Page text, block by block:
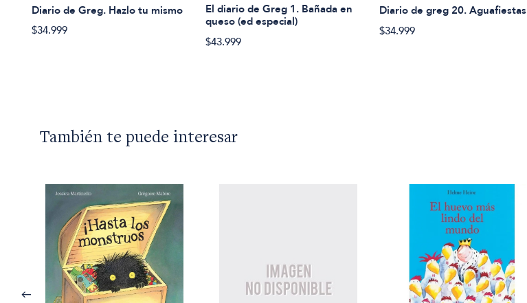
Diario de Greg. Hazlo tu mismo
$34.999
El diario de Greg 1. Bañada en
queso (ed especial)
$43.999
Diario de greg 20. Aguafiestas
$34.999
También te puede interesar